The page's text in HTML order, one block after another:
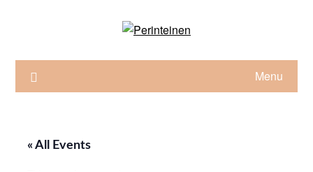
Menu
« All Events